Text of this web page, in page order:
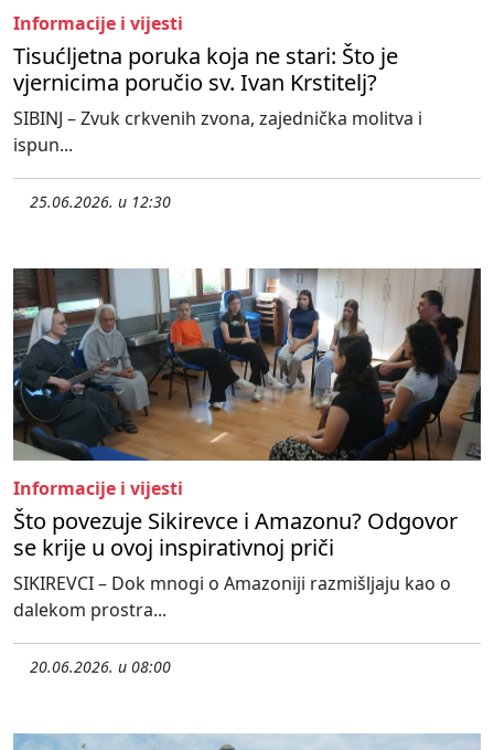
Informacije i vijesti
Tisućljetna poruka koja ne stari: Što je
vjernicima poručio sv. Ivan Krstitelj?
SIBINJ – Zvuk crkvenih zvona, zajednička molitva i
ispun...
25.06.2026. u 12:30
Informacije i vijesti
Što povezuje Sikirevce i Amazonu? Odgovor
se krije u ovoj inspirativnoj priči
SIKIREVCI – Dok mnogi o Amazoniji razmišljaju kao o
dalekom prostra...
20.06.2026. u 08:00